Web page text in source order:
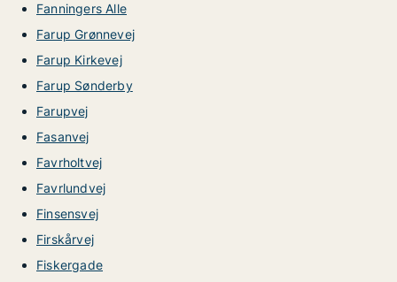
Fanningers Alle
Farup Grønnevej
Farup Kirkevej
Farup Sønderby
Farupvej
Fasanvej
Favrholtvej
Favrlundvej
Finsensvej
Firskårvej
Fiskergade